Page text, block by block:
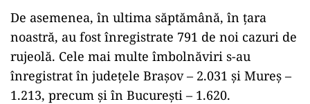
De asemenea, în ultima săptămână, în țara
noastră, au fost înregistrate 791 de noi cazuri de
rujeolă. Cele mai multe îmbolnăviri s-au
înregistrat în judeţele Braşov – 2.031 şi Mureş –
1.213, precum şi în Bucureşti – 1.620.